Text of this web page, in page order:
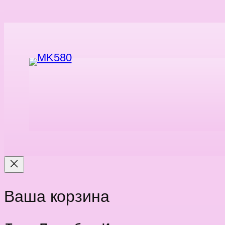
Ваша корзина